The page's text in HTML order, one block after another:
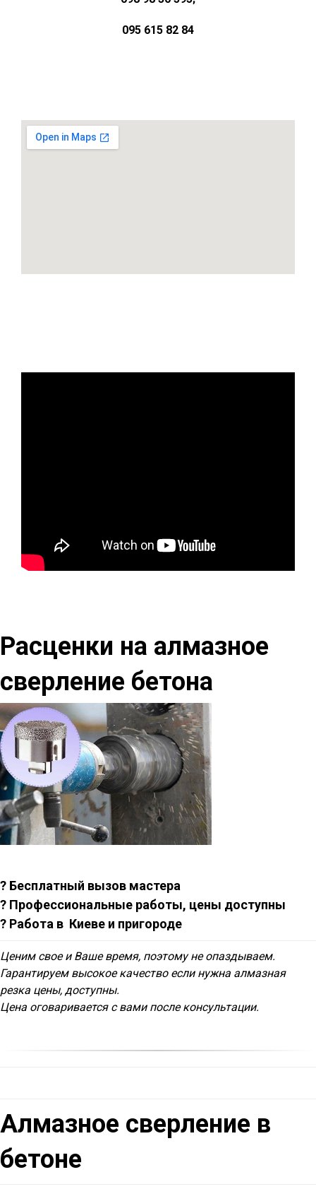
095 615 82 84
Расценки на алмазное
сверление бетона
? Бесплатный вызов мастера
? Профессиональные работы, цены доступны
? Работа в Киеве и пригороде
Ценим свое и Ваше время, поэтому не опаздываем.
Гарантируем высокое качество если нужна алмазная
резка цены, доступны.
Цена оговаривается с вами после консультации.
Алмазное сверление в
бетоне